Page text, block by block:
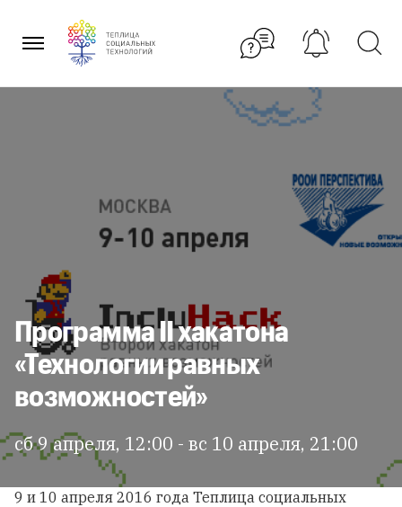
содержанию
Программа II хакатона
«Технологии равных
возможностей»
сб 9 апреля, 12:00 - вс 10 апреля, 21:00
9 и 10 апреля 2016 года Теплица социальных